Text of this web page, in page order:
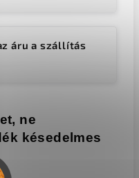
áru a szállítás
ne
késedelmes